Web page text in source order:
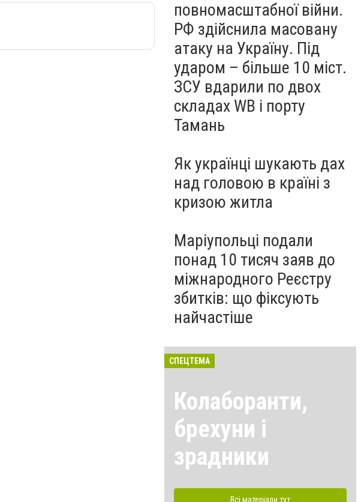
повномасштабної війни.
РФ здійснила масовану
атаку на Україну. Під
ударом – більше 10 міст.
ЗСУ вдарили по двох
складах WB і порту
Тамань
Як українці шукають дах
над головою в країні з
кризою житла
Маріупольці подали
понад 10 тисяч заяв до
міжнародного Реєстру
збитків: що фіксують
найчастіше
СПЕЦТЕМА
Колаборанти,
брехуни і
зрадники
Всі матеріали тут